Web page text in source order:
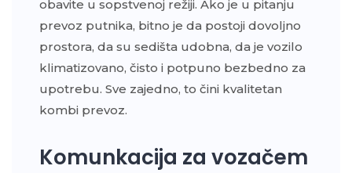
obavite u sopstvenoj režiji. Ako je u pitanju
prevoz putnika, bitno je da postoji dovoljno
prostora, da su sedišta udobna, da je vozilo
klimatizovano, čisto i potpuno bezbedno za
upotrebu. Sve zajedno, to čini kvalitetan
kombi prevoz.
Komunkacija za vozačem